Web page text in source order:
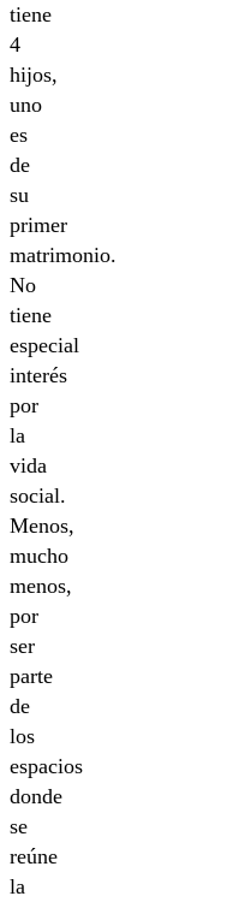
tiene
4
hijos,
uno
es
de
su
primer
matrimonio.
No
tiene
especial
interés
por
la
vida
social.
Menos,
mucho
menos,
por
ser
parte
de
los
espacios
donde
se
reúne
la